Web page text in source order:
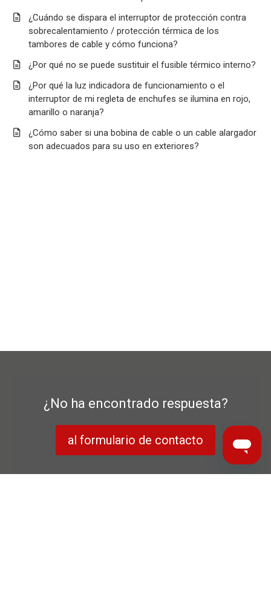
¿Cuándo se dispara el interruptor de protección contra
sobrecalentamiento / protección térmica de los
tambores de cable y cómo funciona?
¿Por qué no se puede sustituir el fusible térmico interno?
¿Por qué la luz indicadora de funcionamiento o el
interruptor de mi regleta de enchufes se ilumina en rojo,
amarillo o naranja?
¿Cómo saber si una bobina de cable o un cable alargador
son adecuados para su uso en exteriores?
¿No ha encontrado respuesta?
al formulario de contacto